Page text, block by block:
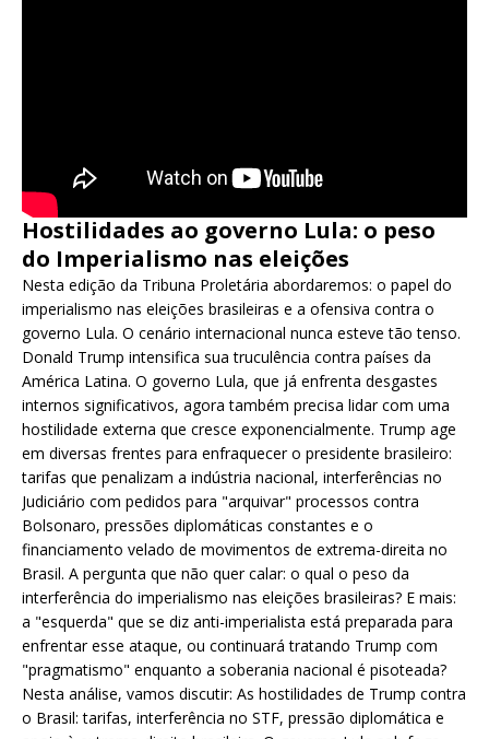
Hostilidades ao governo Lula: o peso
do Imperialismo nas eleições
Nesta edição da Tribuna Proletária abordaremos: o papel do
imperialismo nas eleições brasileiras e a ofensiva contra o
governo Lula. O cenário internacional nunca esteve tão tenso.
Donald Trump intensifica sua truculência contra países da
América Latina. O governo Lula, que já enfrenta desgastes
internos significativos, agora também precisa lidar com uma
hostilidade externa que cresce exponencialmente. Trump age
em diversas frentes para enfraquecer o presidente brasileiro:
tarifas que penalizam a indústria nacional, interferências no
Judiciário com pedidos para "arquivar" processos contra
Bolsonaro, pressões diplomáticas constantes e o
financiamento velado de movimentos de extrema-direita no
Brasil. A pergunta que não quer calar: o qual o peso da
interferência do imperialismo nas eleições brasileiras? E mais:
a "esquerda" que se diz anti-imperialista está preparada para
enfrentar esse ataque, ou continuará tratando Trump com
"pragmatismo" enquanto a soberania nacional é pisoteada?
Nesta análise, vamos discutir: As hostilidades de Trump contra
o Brasil: tarifas, interferência no STF, pressão diplomática e